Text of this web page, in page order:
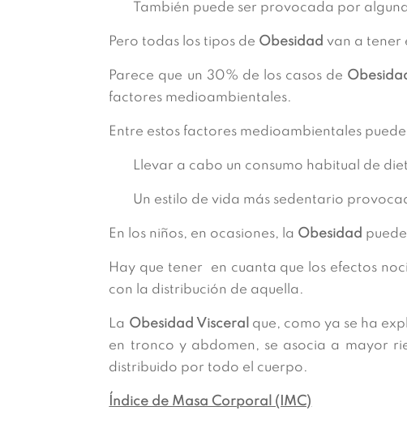
También puede ser provocada por
Pero todas los tipos de Obesidad van a tener
Parece que un 30% de los casos de
factores medioambientales.
Entre estos factores medioambientales
Llevar a cabo un consumo habitual de
Un estilo de vida más sedentario
En los niños, en ocasiones, la Obesidad
Hay que tener en cuanta que los efectos
con la distribución de aquella.
La Obesidad Visceral que, como ya se ha
en tronco y abdomen, se asocia a mayor
distribuido por todo el cuerpo.
Índice de Masa Corporal (IMC)